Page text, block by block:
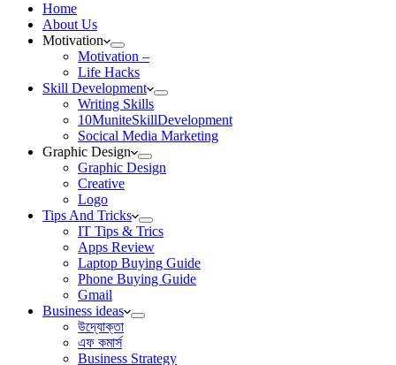
Home
About Us
Motivation
Motivation –
Life Hacks
Skill Development
Writing Skills
10MuniteSkillDevelopment
Socical Media Marketing
Graphic Design
Graphic Design
Creative
Logo
Tips And Tricks
IT Tips & Trics
Apps Review
Laptop Buying Guide
Phone Buying Guide
Gmail
Business ideas
উদ্যোক্তা
এফ কমার্স
Business Strategy